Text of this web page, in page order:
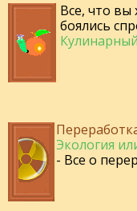
Все, что вы
боялись
Экология
- Все о